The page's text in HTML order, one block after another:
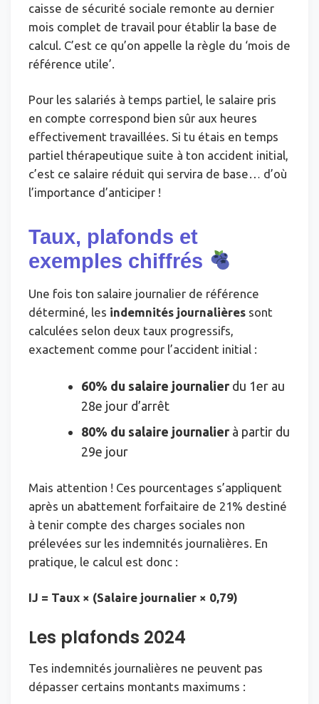
caisse de sécurité sociale remonte au dernier
mois complet de travail pour établir la base de
calcul. C’est ce qu’on appelle la règle du ‘mois de
référence utile’.
Pour les salariés à temps partiel, le salaire pris
en compte correspond bien sûr aux heures
effectivement travaillées. Si tu étais en temps
partiel thérapeutique suite à ton accident initial,
c’est ce salaire réduit qui servira de base… d’où
l’importance d’anticiper !
Taux, plafonds et
exemples chiffrés
Une fois ton salaire journalier de référence
déterminé, les indemnités journalières sont
calculées selon deux taux progressifs,
exactement comme pour l’accident initial :
60% du salaire journalier du 1er au
28e jour d’arrêt
80% du salaire journalier à partir du
29e jour
Mais attention ! Ces pourcentages s’appliquent
après un abattement forfaitaire de 21% destiné
à tenir compte des charges sociales non
prélevées sur les indemnités journalières. En
pratique, le calcul est donc :
IJ = Taux × (Salaire journalier × 0,79)
Les plafonds 2024
Tes indemnités journalières ne peuvent pas
dépasser certains montants maximums :